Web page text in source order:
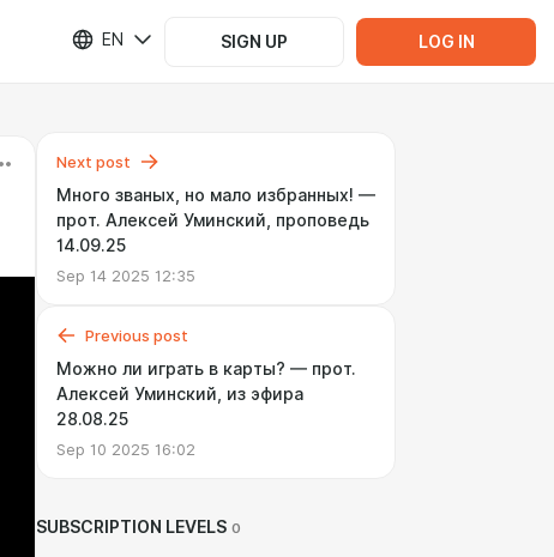
EN SIGN UP LOG IN
Next post
Много званых, но мало избранных! —
прот. Алексей Уминский, проповедь
14.09.25
Sep 14 2025 12:35
Previous post
Можно ли играть в карты? — прот.
Алексей Уминский, из эфира
28.08.25
Sep 10 2025 16:02
SUBSCRIPTION LEVELS 0